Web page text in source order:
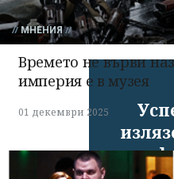
МНЕНИЯ
Времето не върви
империя е в музея
01 декември 2025